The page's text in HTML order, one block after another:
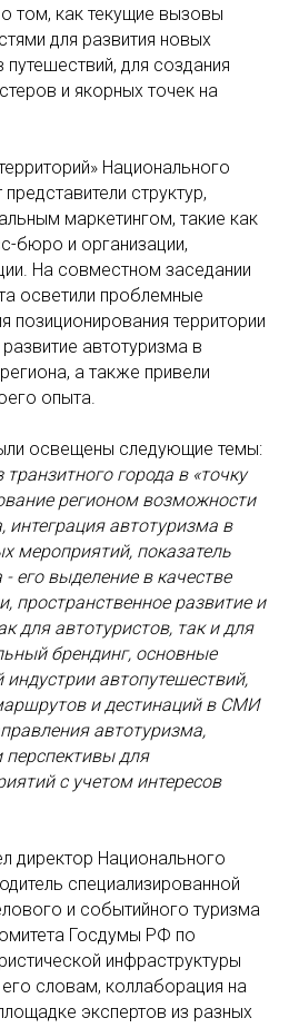
том, как текущие вызовы
для развития новых
для создания
и якорных точек на
Национального
структур,
маркетингом, такие как
бюро и организации,
На совместном заседании
осветили проблемные
позиционирования территории
автотуризма в
а также привели
опыта.
освещены следующие темы:
города в «точку
регионом возможности
интеграция автотуризма в
мероприятий, показатель
его выделение в качестве
пространственное развитие и
для автотуристов, так и для
брендинг, основные
автопутешествий,
и дестинаций в СМИ
автотуризма,
для
с учетом интересов
директор Национального
специализированной
и событийного туризма
Госдумы РФ по
инфраструктуры
словам, коллаборация на
экспертов из разных